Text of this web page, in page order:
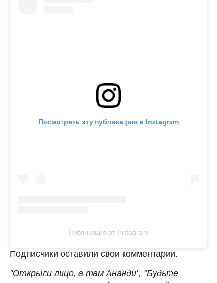
Посмотреть эту публикацию в Instagram
Публикация от Instagram
Подписчики оставили свои комментарии.
"Открыли лицо, а там Ананди", "Будьте